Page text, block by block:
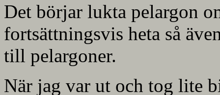
Det börjar lukta pelargon
fortsättningsvis heta så
till pelargoner.
När jag var ut och tog lite